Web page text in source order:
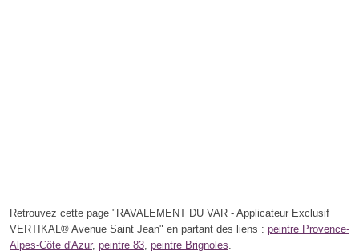
Retrouvez cette page "RAVALEMENT DU VAR - Applicateur Exclusif
VERTIKAL® Avenue Saint Jean" en partant des liens : peintre Provence-
Alpes-Côte d'Azur, peintre 83, peintre Brignoles.